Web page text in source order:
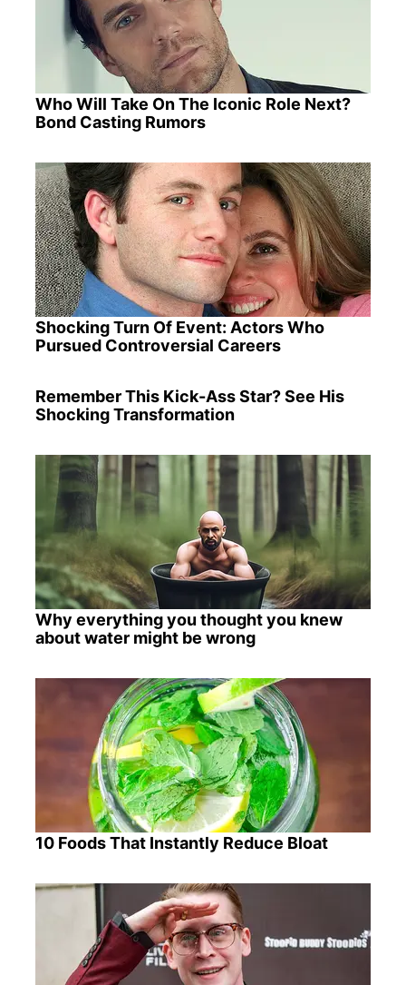
Who Will Take On The Iconic Role Next?
Bond Casting Rumors
Shocking Turn Of Event: Actors Who
Pursued Controversial Careers
Remember This Kick-Ass Star? See His
Shocking Transformation
Why everything you thought you knew
about water might be wrong
10 Foods That Instantly Reduce Bloat